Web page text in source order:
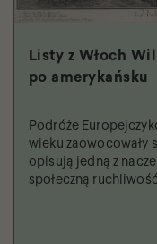
Listy z Włoch
po amerykańsku
Podróże
wieku zaowocowały
opisują jedną z
społeczną